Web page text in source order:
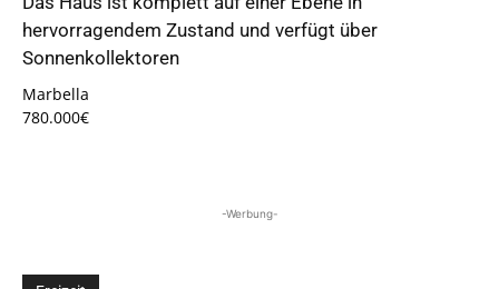
hervorragendem Zustand und verfügt über
Sonnenkollektoren
Marbella
780.000€
-Werbung-